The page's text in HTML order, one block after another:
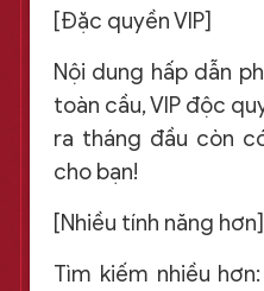
[Đặc quyền VIP]
Nội dung hấp dẫn
toàn cầu, VIP độc
ra tháng đầu còn
cho bạn!
[Nhiều tính năng hơn]
Tìm kiếm nhiều